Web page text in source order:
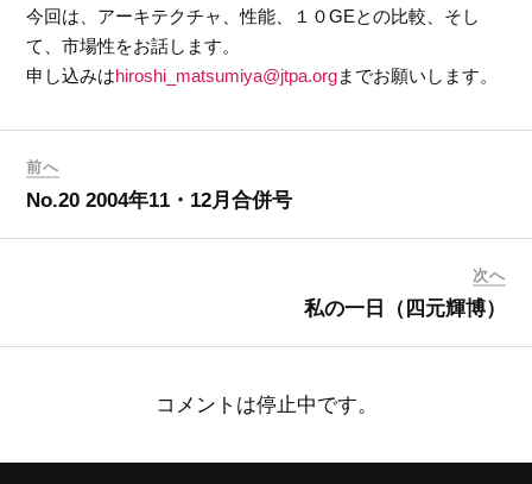
今回は、アーキテクチャ、性能、１０GEとの比較、そし
て、市場性をお話します。
申し込みはhiroshi_matsumiya@jtpa.orgまでお願いします。
前へ
No.20 2004年11・12月合併号
次へ
私の一日（四元輝博）
コメントは停止中です。